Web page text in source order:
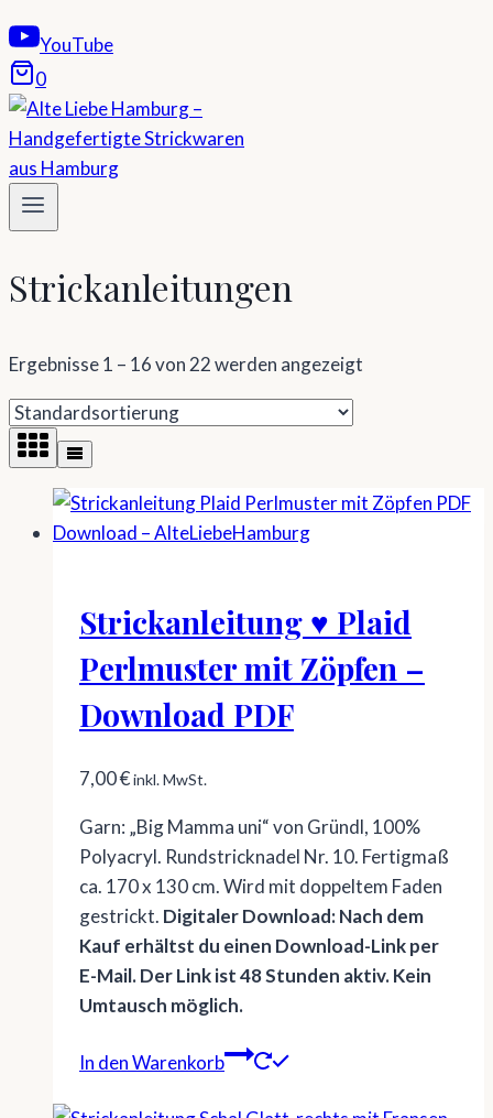
YouTube
0
Strickanleitungen
Ergebnisse 1 – 16 von 22 werden angezeigt
Strickanleitung ♥ Plaid
Perlmuster mit Zöpfen –
Download PDF
7,00€inkl. MwSt.
Garn: „Big Mamma uni“ von Gründl, 100%
Polyacryl. Rundstricknadel Nr. 10. Fertigmaß
ca. 170 x 130 cm. Wird mit doppeltem Faden
gestrickt. Digitaler Download: Nach dem
Kauf erhältst du einen Download-Link per
E-Mail. Der Link ist 48 Stunden aktiv. Kein
Umtausch möglich.
In den Warenkorb